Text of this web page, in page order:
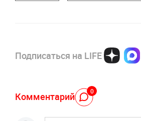
Подписаться на LIFE
Комментарий 0